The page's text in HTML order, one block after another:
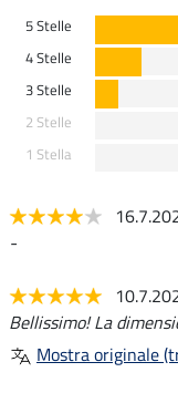
5 Stelle
4 Stelle
3 Stelle
2 Stelle
1 Stella
-
Bellissimo! La
Mostra originale